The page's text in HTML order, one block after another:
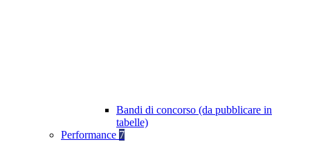
Bandi di concorso (da pubblicare in
tabelle)
Performance 7